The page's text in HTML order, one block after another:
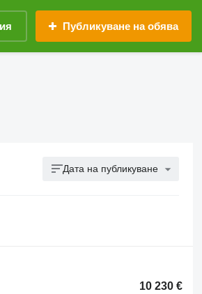
Публикуване на обява
Дата на публикуване
10 230 €